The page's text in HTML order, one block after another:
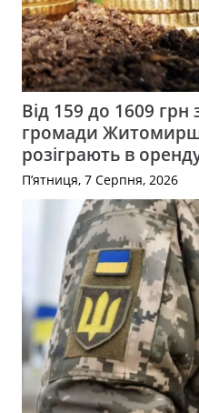
Від 159 до 1609 грн
громади
розіграють в
П’ятниця, 7 Серпня, 2026